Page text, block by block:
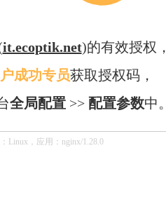
it.ecoptik.net)的有效授权，
成功专员获取授权码，
全局配置 >> 配置参数中。
Linux，应用：nginx/1.28.0